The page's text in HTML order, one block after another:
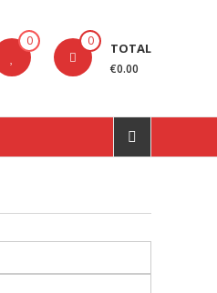
0 0 TOTAL
€0.00